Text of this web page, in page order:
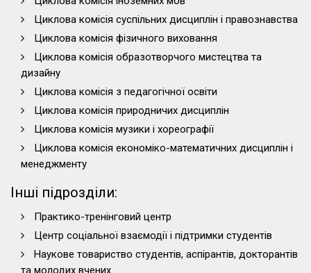
Циклова комісія суспільних дисциплін і правознавства
Циклова комісія фізичного виховання
Циклова комісія образотворчого мистецтва та
дизайну
Циклова комісія з педагогічної освіти
Циклова комісія природничих дисциплін
Циклова комісія музики і хореографії
Циклова комісія економіко-математичних дисциплін і
менеджменту
Інші підрозділи:
Практико-тренінговий центр
Центр соціальної взаємодії і підтримки студентів
Наукове товариство студентів, аспірантів, докторантів
та молодих вчених